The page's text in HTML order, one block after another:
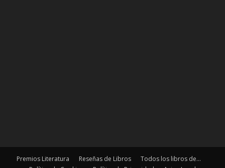
Premios Literatura Reseñas de Libros
Todos los libros de…